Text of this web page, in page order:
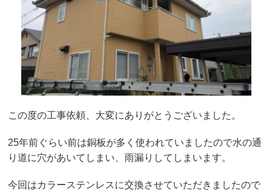
この度の工事依頼、大変にありがとうございました。
25年前ぐらい前は銅板が多く使われていましたので水の通
り道に穴があいてしまい、雨漏りしてしまいます。
今回はカラーステンレスに交換させていただきましたので